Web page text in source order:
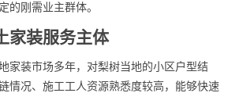
的刚需业主群体。
家装服务主体
家装市场多年，对梨树当地的小区户型结
情况、施工工人资源熟悉度较高，能够快速